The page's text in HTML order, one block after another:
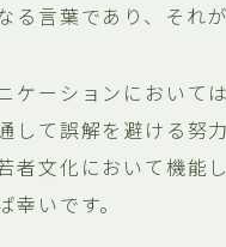
る言葉であり、それ
ケーションにおいて
して誤解を避ける努
者文化において機能
いです。